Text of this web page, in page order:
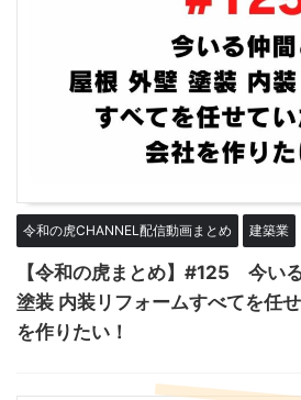
令和の虎CHANNEL配信動画まとめ 建築業
【令和の虎まとめ】#125 今い
塗装 内装リフォームすべてを任
を作りたい！